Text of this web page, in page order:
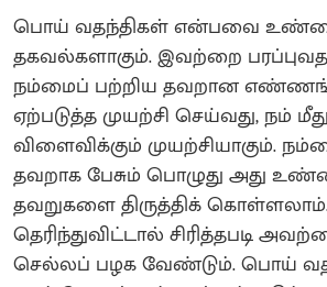
பொய் வதந்திகள் என்பவை
தகவல்களாகும். இவற்றை
நம்மைப் பற்றிய தவறான
ஏற்படுத்த முயற்சி செய்வது, நம்
விளைவிக்கும் முயற்சியாகும்.
தவறாக பேசும் பொழுது அது
தவறுகளை திருத்திக்
தெரிந்துவிட்டால் சிரித்தபடி
செல்லப் பழக வேண்டும். பொய்